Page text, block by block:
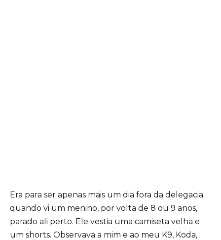
Era para ser apenas mais um dia fora da delegacia
quando vi um menino, por volta de 8 ou 9 anos,
parado ali perto. Ele vestia uma camiseta velha e
um shorts. Observava a mim e ao meu K9, Koda,